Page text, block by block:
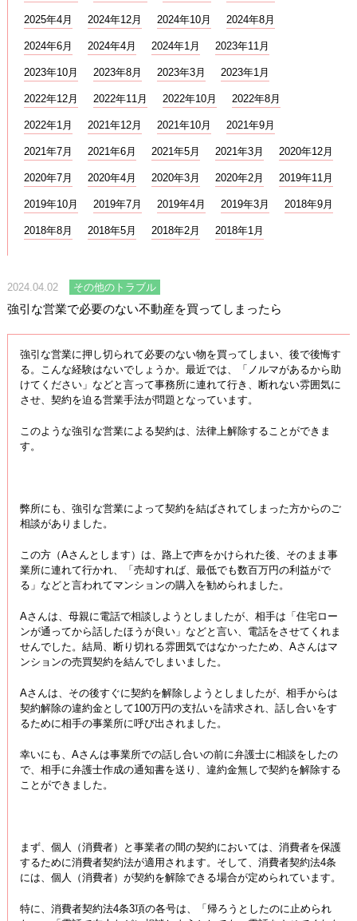
2025年4月 2024年12月 2024年10月 2024年8月
2024年6月 2024年4月 2024年1月 2023年11月
2023年10月 2023年8月 2023年3月 2023年1月
2022年12月 2022年11月 2022年10月 2022年8月
2022年1月 2021年12月 2021年10月 2021年9月
2021年7月 2021年6月 2021年5月 2021年3月 2020年12月
2020年7月 2020年4月 2020年3月 2020年2月 2019年11月
2019年10月 2019年7月 2019年4月 2019年3月 2018年9月
2018年8月 2018年5月 2018年2月 2018年1月
2024.04.02 その他のトラブル
強引な営業で必要のない不動産を買ってしまったら
強引な営業に押し切られて必要のない物を買ってしまい、後で後悔す
る。こんな経験はないでしょうか。最近では、「ノルマがあるから助
けてください」などと言って事務所に連れて行き、断れない雰囲気に
させ、契約を迫る営業手法が問題となっています。
このような強引な営業による契約は、法律上解除することができま
す。
弊所にも、強引な営業によって契約を結ばされてしまった方からのご
相談がありました。
この方（Aさんとします）は、路上で声をかけられた後、そのまま事
業所に連れて行かれ、「売却すれば、最低でも数百万円の利益がで
る」などと言われてマンションの購入を勧められました。
Aさんは、母親に電話で相談しようとしましたが、相手は「住宅ロー
ンが通ってから話したほうが良い」などと言い、電話をさせてくれま
せんでした。結局、断り切れる雰囲気ではなかったため、Aさんはマ
ンションの売買契約を結んでしまいました。
Aさんは、その後すぐに契約を解除しようとしましたが、相手からは
契約解除の違約金として100万円の支払いを請求され、話し合いをす
るために相手の事業所に呼び出されました。
幸いにも、Aさんは事業所での話し合いの前に弁護士に相談をしたの
で、相手に弁護士作成の通知書を送り、違約金無しで契約を解除する
ことができました。
まず、個人（消費者）と事業者の間の契約においては、消費者を保護
するために消費者契約法が適用されます。そして、消費者契約法4条
には、個人（消費者）が契約を解除できる場合が定められています。
特に、消費者契約法4条3項の各号は、「帰ろうとしたのに止められ